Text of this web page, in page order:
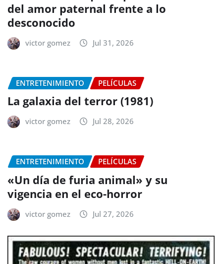
del amor paternal frente a lo
desconocido
victor gomez Jul 31, 2026
ENTRETENIMIENTO PELÍCULAS
La galaxia del terror (1981)
victor gomez Jul 28, 2026
ENTRETENIMIENTO PELÍCULAS
«Un día de furia animal» y su
vigencia en el eco-horror
victor gomez Jul 27, 2026